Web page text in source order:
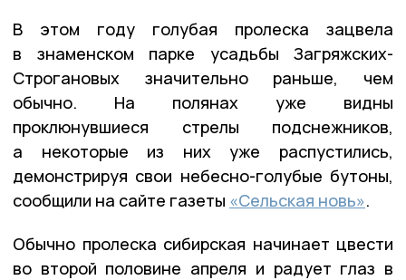
В этом году голубая пролеска зацвела
в знаменском парке усадьбы Загряжских-
Строгановых значительно раньше, чем
обычно. На полянах уже видны
проклюнувшиеся стрелы подснежников,
а некоторые из них уже распустились,
демонстрируя свои небесно-голубые бутоны,
сообщили на сайте газеты «Сельская новь».
Обычно пролеска сибирская начинает цвести
во второй половине апреля и радует глаз в